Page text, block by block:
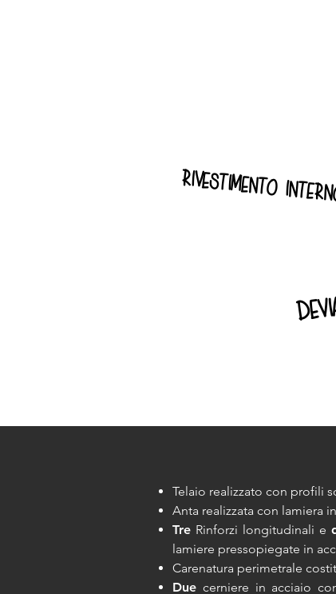
rivestimento
Telaio realizzato con profili
Anta realizzata con lamiera
Tre Rinforzi longitudinali e
lamiere pressopiegate in
Carenatura perimetrale
Due cerniere in acciaio